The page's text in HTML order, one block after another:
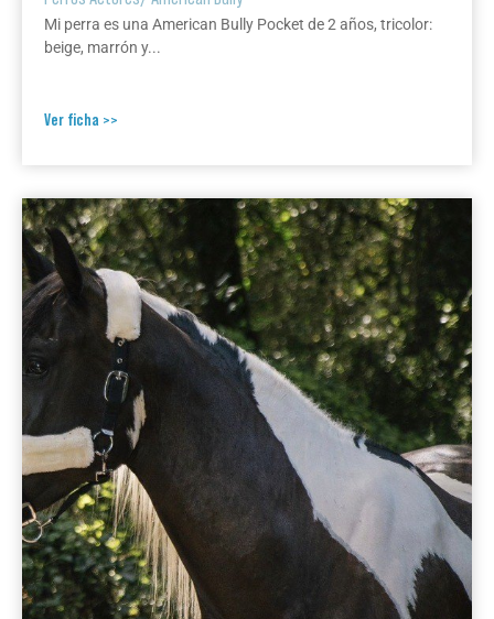
Mi perra es una American Bully Pocket de 2 años, tricolor:
beige, marrón y...
Ver ficha >>